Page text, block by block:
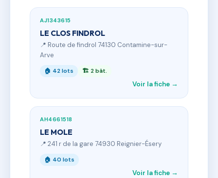
AJ1343615
LE CLOS FINDROL
📍 Route de findrol 74130 Contamine-sur-
Arve
🏠 42 lots 🏗 2 bât.
Voir la fiche →
AH4661518
LE MOLE
📍 241 r de la gare 74930 Reignier-Ésery
🏠 40 lots
Voir la fiche →